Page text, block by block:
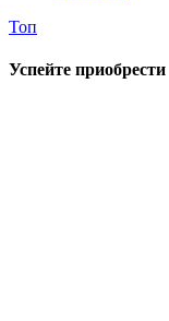
Топ
Успейте приобрести